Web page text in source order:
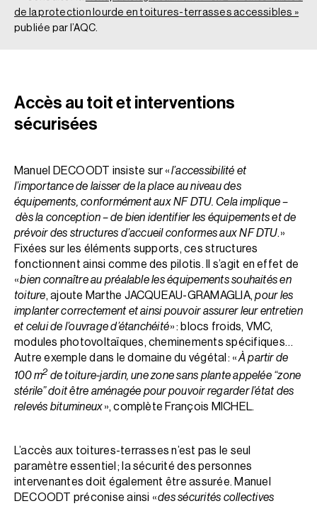
de la protection lourde en toitures-terrasses accessibles »
publiée par l’AQC.
Accès au toit et interventions
sécurisées
Manuel DECOODT insiste sur «l’accessibilité et
l’importance de laisser de la place au niveau des
équipements, conformément aux NF DTU. Cela implique –
dès la conception – de bien identifier les équipements et de
prévoir des structures d’accueil conformes aux NF DTU. »
Fixées sur les éléments supports, ces structures
fonctionnent ainsi comme des pilotis. Il s’agit en effet de
«bien connaître au préalable les équipements souhaités en
toiture, ajoute Marthe JACQUEAU-GRAMAGLIA,pour les
implanter correctement et ainsi pouvoir assurer leur entretien
et celui de l’ouvrage d’étanchéité» : blocs froids, VMC,
modules photovoltaïques, cheminements spécifiques…
Autre exemple dans le domaine du végétal : «À partir de
100 m2 de toiture-jardin, une zone sans plante appelée “zone
stérile” doit être aménagée pour pouvoir regarder l’état des
relevés bitumineux», complète François MICHEL.
L’accès aux toitures-terrasses n’est pas le seul
paramètre essentiel ; la sécurité des personnes
intervenantes doit également être assurée. Manuel
DECOODT préconise ainsi «des sécurités collectives